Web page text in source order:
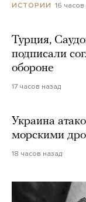
ИСТОРИИ 16 часов
Турция,
подписали
обороне
17 часов назад
Украина
морскими
18 часов назад